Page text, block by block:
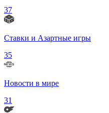
37
Ставки и Азартные игры
35
Новости в мире
31